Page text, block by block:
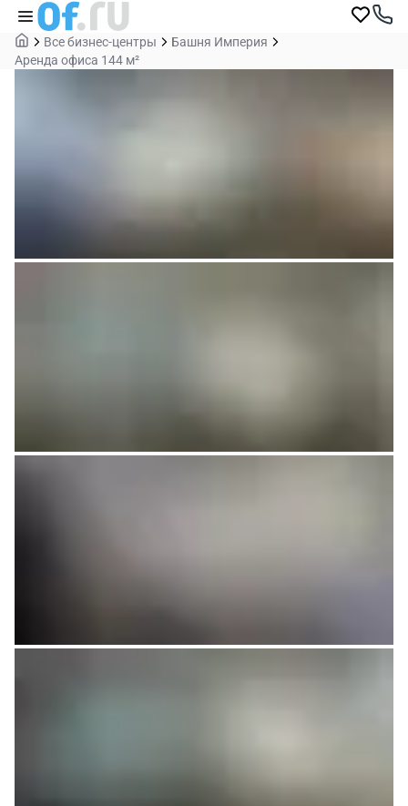
Все бизнес-центры
Башня Империя
Аренда офиса 144 м²